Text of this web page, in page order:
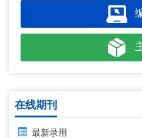
在线期刊
最新录用